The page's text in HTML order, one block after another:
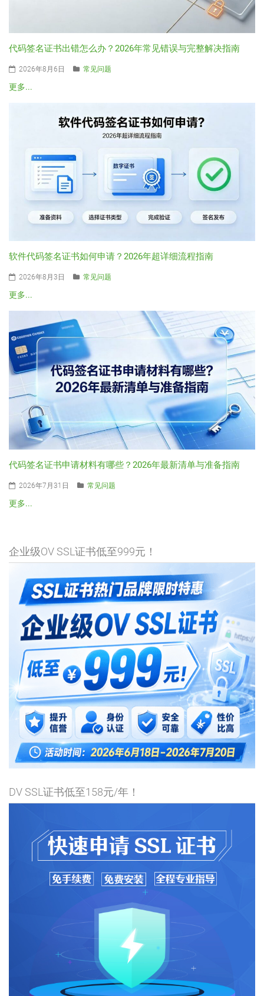
代码签名证书出错怎么办？2026年常见错误与完整解决指南
2026年8月6日 常见问题
更多...
软件代码签名证书如何申请？2026年超详细流程指南
2026年8月3日 常见问题
更多...
代码签名证书申请材料有哪些？2026年最新清单与准备指南
2026年7月31日 常见问题
更多...
企业级OV SSL证书低至999元！
DV SSL证书低至158元/年！